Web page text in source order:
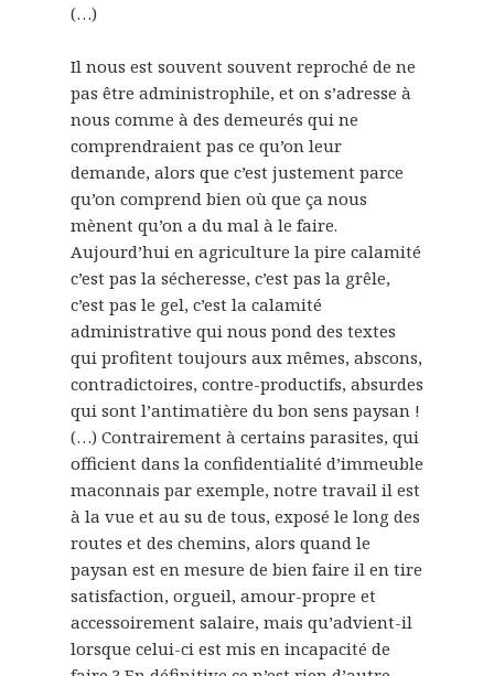
(…)
Il nous est souvent souvent reproché de ne
pas être administrophile, et on s’adresse à
nous comme à des demeurés qui ne
comprendraient pas ce qu’on leur
demande, alors que c’est justement parce
qu’on comprend bien où que ça nous
mènent qu’on a du mal à le faire.
Aujourd’hui en agriculture la pire calamité
c’est pas la sécheresse, c’est pas la grêle,
c’est pas le gel, c’est la calamité
administrative qui nous pond des textes
qui profitent toujours aux mêmes, abscons,
contradictoires, contre-productifs, absurdes
qui sont l’antimatière du bon sens paysan !
(…) Contrairement à certains parasites, qui
officient dans la confidentialité d’immeuble
maconnais par exemple, notre travail il est
à la vue et au su de tous, exposé le long des
routes et des chemins, alors quand le
paysan est en mesure de bien faire il en tire
satisfaction, orgueil, amour-propre et
accessoirement salaire, mais qu’advient-il
lorsque celui-ci est mis en incapacité de